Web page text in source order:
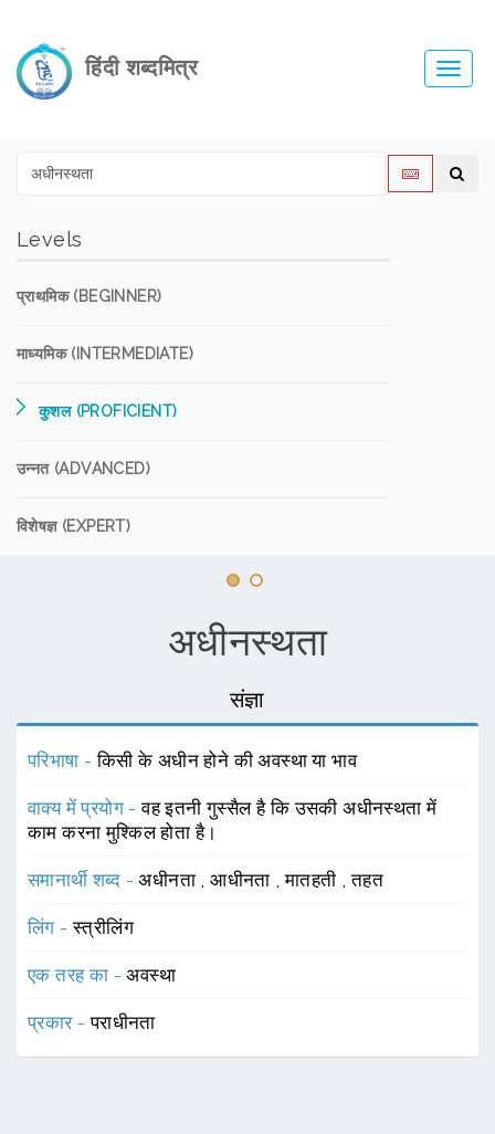
हिंदी शब्दमित्र
Levels
प्राथमिक (BEGINNER)
माध्यमिक (INTERMEDIATE)
कुशल (PROFICIENT)
उन्नत (ADVANCED)
विशेषज्ञ (EXPERT)
अधीनस्थता
संज्ञा
परिभाषा -किसी के अधीन होने की अवस्था या भाव
वाक्य में प्रयोग -वह इतनी गुस्सैल है कि उसकी अधीनस्थता में
काम करना मुश्किल होता है।
समानार्थी शब्द -अधीनता ,आधीनता ,मातहती ,तहत
लिंग -स्त्रीलिंग
एक तरह का -अवस्था
प्रकार -पराधीनता